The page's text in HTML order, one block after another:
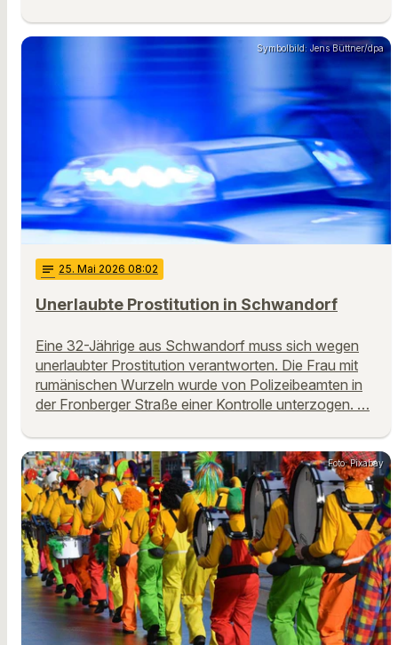
Symbolbild: Jens Büttner/dpa
notes 25. Mai 2026 08:02
Unerlaubte Prostitution in Schwandorf
Eine 32-Jährige aus Schwandorf muss sich wegen
unerlaubter Prostitution verantworten. Die Frau mit
rumänischen Wurzeln wurde von Polizeibeamten in
der Fronberger Straße einer Kontrolle unterzogen. …
Foto: Pixabay